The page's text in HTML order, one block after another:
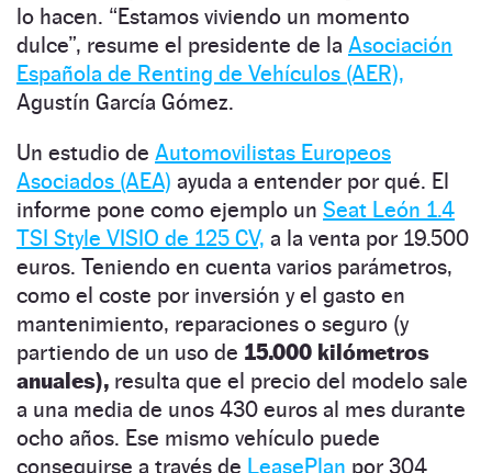
lo hacen. “Estamos viviendo un momento
dulce”, resume el presidente de la Asociación
Española de Renting de Vehículos (AER),
Agustín García Gómez.
Un estudio de Automovilistas Europeos
Asociados (AEA) ayuda a entender por qué. El
informe pone como ejemplo un Seat León 1.4
TSI Style VISIO de 125 CV, a la venta por 19.500
euros. Teniendo en cuenta varios parámetros,
como el coste por inversión y el gasto en
mantenimiento, reparaciones o seguro (y
partiendo de un uso de 15.000 kilómetros
anuales), resulta que el precio del modelo sale
a una media de unos 430 euros al mes durante
ocho años. Ese mismo vehículo puede
conseguirse a través de LeasePlan por 304